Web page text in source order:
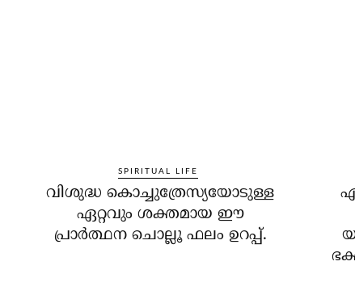
SPIRITUAL LIFE
വിശുദ്ധ കൊച്ചുത്രേസ്യയോടുള്ള
ഏറ്റവും ശക്തമായ ഈ
പ്രാര്‍ത്ഥന ചൊല്ലൂ ഫലം ഉറപ്പ്.